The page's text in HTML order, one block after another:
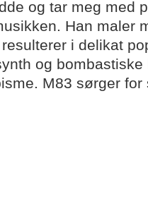
og tar meg med
Han maler
i delikat
og
M83 sørger for